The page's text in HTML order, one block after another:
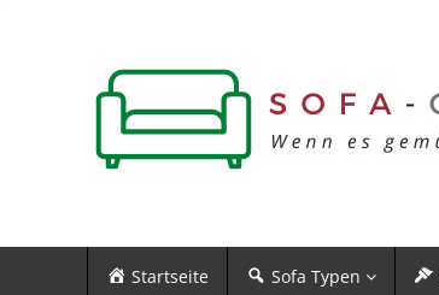
Startseite Sofa Typen